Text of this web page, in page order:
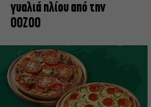
γυαλιά ηλίου από την
OOZOO